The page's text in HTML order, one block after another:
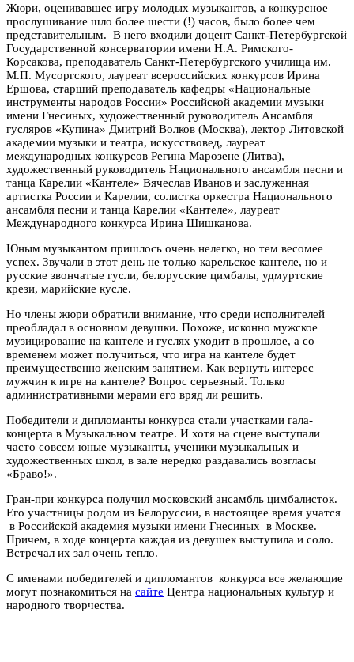
Жюри, оценивавшее игру молодых музыкантов, а конкурсное
прослушивание шло более шести (!) часов, было более чем
представительным. В него входили доцент Санкт-Петербургской
Государственной консерватории имени Н.А. Римского-
Корсакова, преподаватель Санкт-Петербургского училища им.
М.П. Мусоргского, лауреат всероссийских конкурсов Ирина
Ершова, старший преподаватель кафедры «Национальные
инструменты народов России» Российской академии музыки
имени Гнесиных, художественный руководитель Ансамбля
гусляров «Купина» Дмитрий Волков (Москва), лектор Литовской
академии музыки и театра, искусствовед, лауреат
международных конкурсов Регина Марозене (Литва),
художественный руководитель Национального ансамбля песни и
танца Карелии «Кантеле» Вячеслав Иванов и заслуженная
артистка России и Карелии, солистка оркестра Национального
ансамбля песни и танца Карелии «Кантеле», лауреат
Международного конкурса Ирина Шишканова.
Юным музыкантом пришлось очень нелегко, но тем весомее
успех. Звучали в этот день не только карельское кантеле, но и
русские звончатые гусли, белорусские цимбалы, удмуртские
крези, марийские кусле.
Но члены жюри обратили внимание, что среди исполнителей
преобладал в основном девушки. Похоже, исконно мужское
музицирование на кантеле и гуслях уходит в прошлое, а со
временем может получиться, что игра на кантеле будет
преимущественно женским занятием. Как вернуть интерес
мужчин к игре на кантеле? Вопрос серьезный. Только
административными мерами его вряд ли решить.
Победители и дипломанты конкурса стали участками гала-
концерта в Музыкальном театре. И хотя на сцене выступали
часто совсем юные музыканты, ученики музыкальных и
художественных школ, в зале нередко раздавались возгласы
«Браво!».
Гран-при конкурса получил московский ансамбль цимбалисток.
Его участницы родом из Белоруссии, в настоящее время учатся
в Российской академия музыки имени Гнесиных в Москве.
Причем, в ходе концерта каждая из девушек выступила и соло.
Встречал их зал очень тепло.
С именами победителей и дипломантов конкурса все желающие
могут познакомиться на сайте Центра национальных культур и
народного творчества.